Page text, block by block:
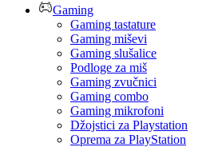
Gaming
Gaming tastature
Gaming miševi
Gaming slušalice
Podloge za miš
Gaming zvučnici
Gaming combo
Gaming mikrofoni
Džojstici za Playstation
Oprema za PlayStation